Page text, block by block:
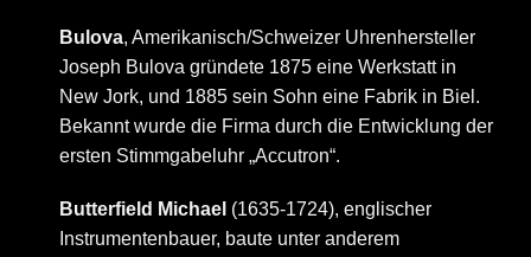
Bulova, Amerikanisch/Schweizer Uhrenhersteller
Joseph Bulova gründete 1875 eine Werkstatt in
New Jork, und 1885 sein Sohn eine Fabrik in Biel.
Bekannt wurde die Firma durch die Entwicklung der
ersten Stimmgabeluhr „Accutron“.
Butterfield Michael (1635-1724), englischer
Instrumentenbauer, baute unter anderem